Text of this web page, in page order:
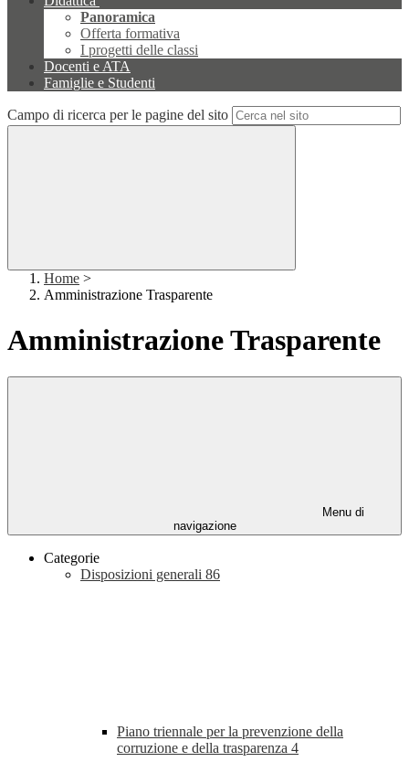
Panoramica
Offerta formativa
I progetti delle classi
Docenti e ATA
Famiglie e Studenti
Campo di ricerca per le pagine del sito
Home >
Amministrazione Trasparente
Amministrazione Trasparente
Menu di
navigazione
Categorie
Disposizioni generali 86
Piano triennale per la prevenzione della
corruzione e della trasparenza 4